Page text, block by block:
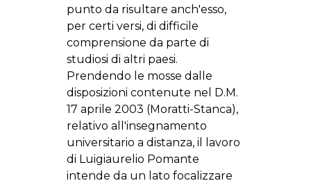
punto da risultare anch'esso,
per certi versi, di difficile
comprensione da parte di
studiosi di altri paesi.
Prendendo le mosse dalle
disposizioni contenute nel D.M.
17 aprile 2003 (Moratti-Stanca),
relativo all'insegnamento
universitario a distanza, il lavoro
di Luigiaurelio Pomante
intende da un lato focalizzare